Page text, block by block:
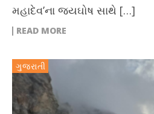
મહાદેવ’ના જયઘોષ સાથે […]
READ MORE
ગુજરાતી